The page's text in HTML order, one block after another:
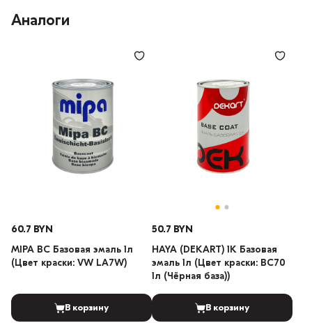
Аналоги
60.7 BYN
MIPA BC Базовая эмаль 1л
(Цвет краски: VW LA7W)
В корзину
50.7 BYN
HAYA (DEKART) 1К Базовая
эмаль 1л (Цвет краски: BC70
1л (Чёрная база))
В корзину